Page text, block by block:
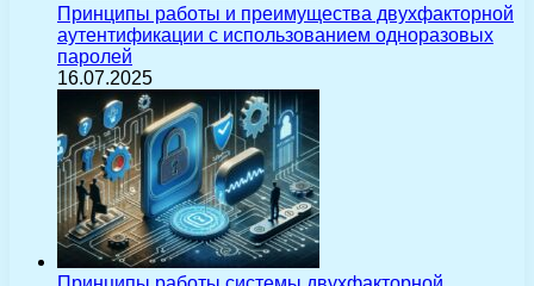
Принципы работы и преимущества двухфакторной
аутентификации с использованием одноразовых
паролей
16.07.2025